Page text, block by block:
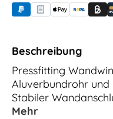
PayPalRechnungskauf (für
Apple Pay
Beschreibung
Pressfitting
Aluverbundrohr und
Stabiler
Mehr